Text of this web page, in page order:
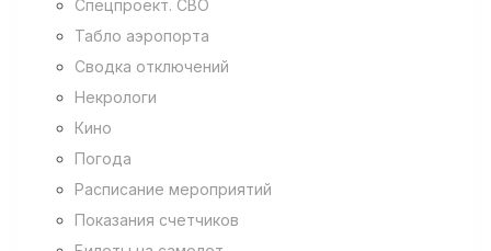
Спецпроект. СВО
Табло аэропорта
Сводка отключений
Некрологи
Кино
Погода
Расписание мероприятий
Показания счетчиков